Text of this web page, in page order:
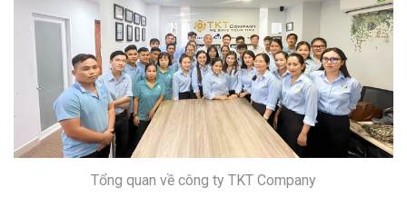
Tổng quan về công ty TKT Company